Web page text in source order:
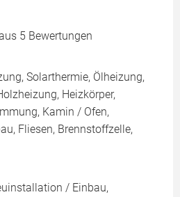
5 Bewertungen
Solarthermie, Ölheizung,
Heizkörper,
Kamin / Ofen,
Fliesen, Brennstoffzelle,
/ Einbau,